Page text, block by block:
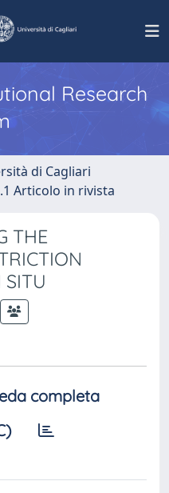
Research
di Cagliari
Articolo in rivista
THE
SITU
completa